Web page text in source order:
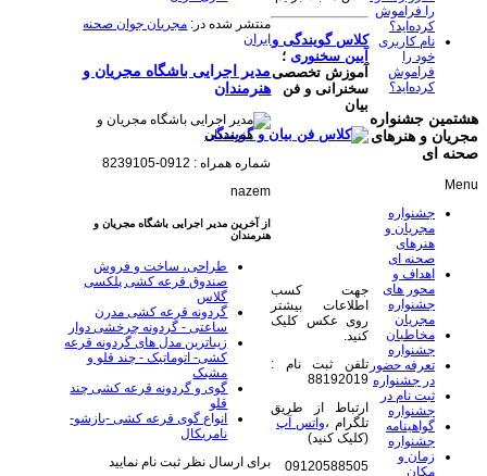
منتشر شده در: مجریان جوان صحنه
ایران
مدیر اجرایی باشگاه مجریان و
هنرمندان
شماره همراه : 0912-8239105
nazem
از آخرین مدیر اجرایی باشگاه مجریان و
هنرمندان
طراحی، ساخت و فروش
صندوق قرعه کشی پلکسی
گلاس
گردونه قرعه کشی مدرن
ساعتی - گردونه چرخشی دوار
زیباترین مدل های گردونه قرعه
کشی- اتوماتیک - چند قلو و
مشبک
گوی و گردونه قرعه کشی چند
قلو
انواع گوی قرعه کشی -بازشو-
نامریکال
برای ارسال نظر ثبت نام نمایید
کلاس گویندگی و
آیین سخنوری ؛
آموزش تخصصی
سخنرانی و فن
بیان
جهت کسب
اطلاعات بیشتر
روی عکس کلیک
کنید.
تلفن ثبت نام :
88192019
ارتباط از طریق
تلگرام ،واتس آپ
(کلیک کنید)
09120588505
را فراموش
کرده‌اید؟
نام کاربری
خود را
فراموش
کرده‌اید؟
هشتمین جشنواره
مجریان و هنرهای
صحنه ای
Menu
جشنواره
مجریان و
هنرهای
صحنه ای
اهداف و
محور های
جشنواره
مجریان
مخاطبان
جشنواره
تعرفه حضور
در جشنواره
ثبت نام در
جشنواره
گواهینامه
جشنواره
زمان و
مکان